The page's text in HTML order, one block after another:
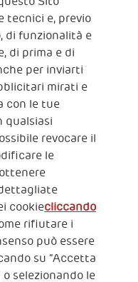
Net
34132
tecnici e, previo
di funzionalità e
di prima e di
per inviarti
mirati e
con le tue
qualsiasi
revocare il
le
cookiecliccando
rifiutare i
può essere
su “Accetta
selezionando le